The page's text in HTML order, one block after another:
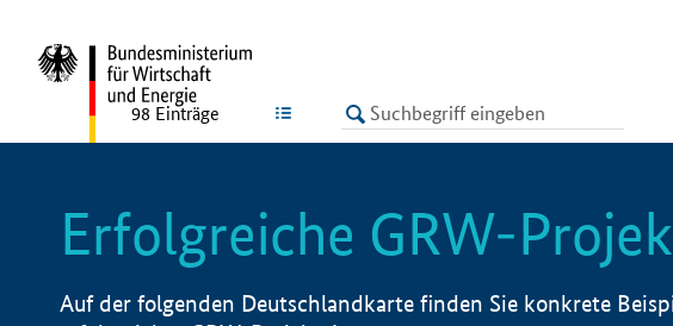
LISTE
98 Einträge
Erfolgreiche GRW-
Auf der folgenden Deutschlandkarte finden Sie konkrete